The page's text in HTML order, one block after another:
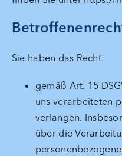
Sie haben das Recht:
gemäß Art. 15
uns verarbeiteten
verlangen.
über die